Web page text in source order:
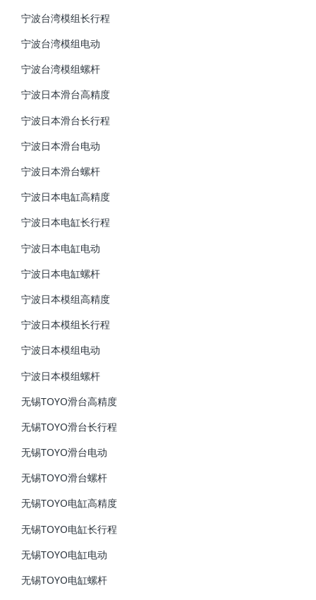
宁波台湾模组长行程
宁波台湾模组电动
宁波台湾模组螺杆
宁波日本滑台高精度
宁波日本滑台长行程
宁波日本滑台电动
宁波日本滑台螺杆
宁波日本电缸高精度
宁波日本电缸长行程
宁波日本电缸电动
宁波日本电缸螺杆
宁波日本模组高精度
宁波日本模组长行程
宁波日本模组电动
宁波日本模组螺杆
无锡TOYO滑台高精度
无锡TOYO滑台长行程
无锡TOYO滑台电动
无锡TOYO滑台螺杆
无锡TOYO电缸高精度
无锡TOYO电缸长行程
无锡TOYO电缸电动
无锡TOYO电缸螺杆